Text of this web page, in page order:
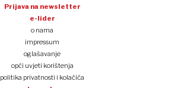
Prijava na newsletter
e-lider
o nama
impressum
oglašavanje
opći uvjeti korištenja
politika privatnosti i kolačića